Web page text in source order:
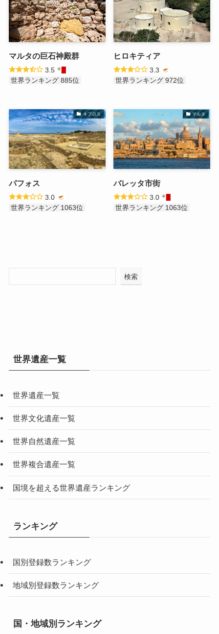
マルタの巨石神殿群
3.5
世界ランキング 885位
ヒロキティア
3.3
世界ランキング 972位
キプロス
パフォス
3.0
世界ランキング 1063位
マルタ
バレッタ市街
3.0
世界ランキング 1063位
検索
世界遺産一覧
世界遺産一覧
世界文化遺産一覧
世界自然遺産一覧
世界複合遺産一覧
国境を超える世界遺産ランキング
ランキング
国別登録数ランキング
地域別登録数ランキング
国・地域別ランキング